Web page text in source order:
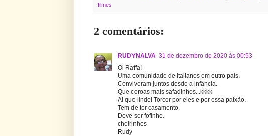
filmes
2 comentários:
RUDYNALVA 31 de dezembro de 2020 às 00:53
Oi Raffa!
Uma comunidade de italianos em outro país.
Conviveram juntos desde a infância.
Que coroas mais safadinhos...kkkk
Ai que lindo! Torcer por eles e por essa paixão.
Tem de ter casamento.
Deve ser fofinho.
cheirinhos
Rudy